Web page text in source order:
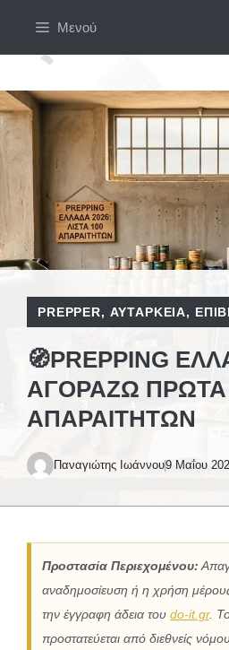
περιεχόμενο
Μενού
PREPPER, ΑΥΤΆΡΚΕΙΑ,
🧭PREPPING
ΑΓΟΡΆΖΩ ΠΡΏΤΑ
ΑΠΑΡΑΊΤΗΤΩΝ
Παναγιώτης Ιωάννου9 Μαΐου
Προστασία Περιεχομένου:
αναδημοσίευση ή η χρήση
την έγγραφη άδεια του do-it.gr.
προστατεύεται από διεθνείς